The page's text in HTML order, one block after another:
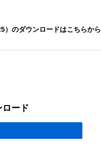
）のダウンロードはこちらから
ロード